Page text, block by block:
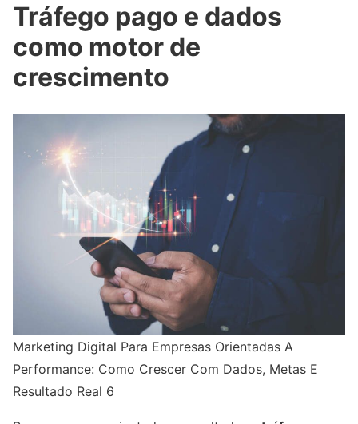
Tráfego pago e dados
como motor de
crescimento
Marketing Digital Para Empresas Orientadas A
Performance: Como Crescer Com Dados, Metas E
Resultado Real 6